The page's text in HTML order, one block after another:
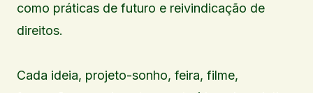
como práticas de futuro e reivindicação de
direitos.
Cada ideia, projeto-sonho, feira, filme,